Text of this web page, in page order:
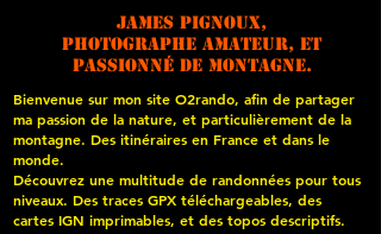
James PIGNOUX,
photographe amateur, et
passionné de montagne.
Bienvenue sur mon site O2rando, afin de partager
ma passion de la nature, et particulièrement de la
montagne. Des itinéraires en France et dans le
monde.
Découvrez une multitude de randonnées pour tous
niveaux. Des traces GPX téléchargeables, des
cartes IGN imprimables, et des topos descriptifs.